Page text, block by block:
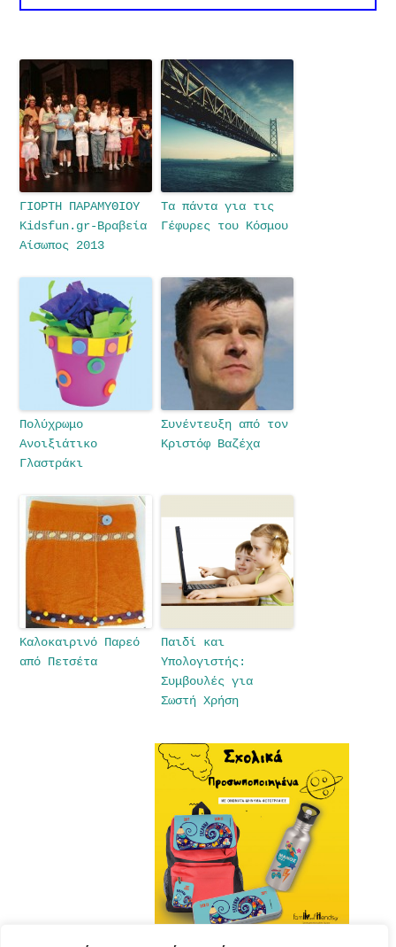
ΓΙΟΡΤΗ ΠΑΡΑΜΥΘΙΟΥ
Kidsfun.gr-Βραβεία
Αίσωπος 2013
Τα πάντα για τις
Γέφυρες του Κόσμου
Πολύχρωμο
Ανοιξιάτικο
Γλαστράκι
Συνέντευξη από τον
Κριστόφ Βαζέχα
Καλοκαιρινό Παρεό
από Πετσέτα
Παιδί και
Υπολογιστής:
Συμβουλές για
Σωστή Χρήση